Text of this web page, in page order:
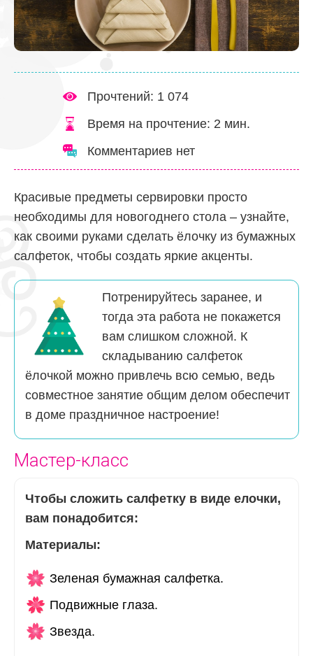
Прочтений: 1 074
Время на прочтение: 2 мин.
Комментариев нет
Красивые предметы сервировки просто
необходимы для новогоднего стола – узнайте,
как своими руками сделать ёлочку из бумажных
салфеток, чтобы создать яркие акценты.
Потренируйтесь заранее, и
тогда эта работа не покажется
вам слишком сложной. К
складыванию салфеток
ёлочкой можно привлечь всю семью, ведь
совместное занятие общим делом обеспечит
в доме праздничное настроение!
Мастер-класс
Чтобы сложить салфетку в виде елочки,
вам понадобится:
Материалы:
Зеленая бумажная салфетка.
Подвижные глаза.
Звезда.